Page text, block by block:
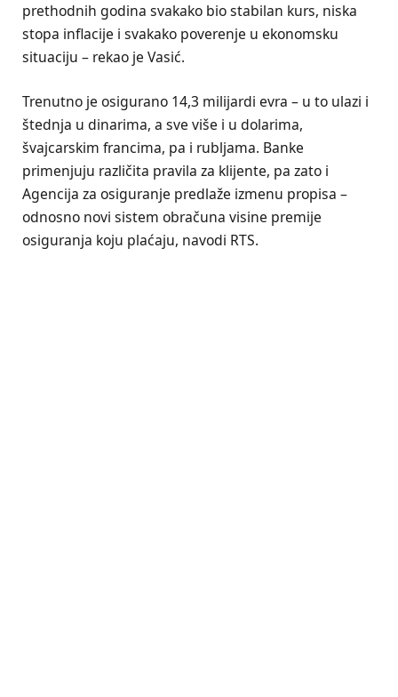
prethodnih godina svakako bio stabilan kurs, niska
stopa inflacije i svakako poverenje u ekonomsku
situaciju – rekao je Vasić.
Trenutno je osigurano 14,3 milijardi evra – u to ulazi i
štednja u dinarima, a sve više i u dolarima,
švajcarskim francima, pa i rubljama. Banke
primenjuju različita pravila za klijente, pa zato i
Agencija za osiguranje predlaže izmenu propisa –
odnosno novi sistem obračuna visine premije
osiguranja koju plaćaju, navodi RTS.